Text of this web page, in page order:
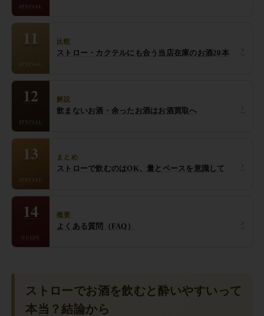
SPECIAL
11
SPECIAL
比較
ストロー・カクテルにも合う当店在庫のお酒20本 ›
12
SPECIAL
解説
飲まないお酒・余ったお酒はお酒買取へ ›
13
SPECIAL
まとめ
ストローで飲むのはOK、量とペースを意識して ›
14
GUIDE
概要
よくある質問（FAQ） ›
ストローでお酒を飲むと酔いやすいって
本当？結論から